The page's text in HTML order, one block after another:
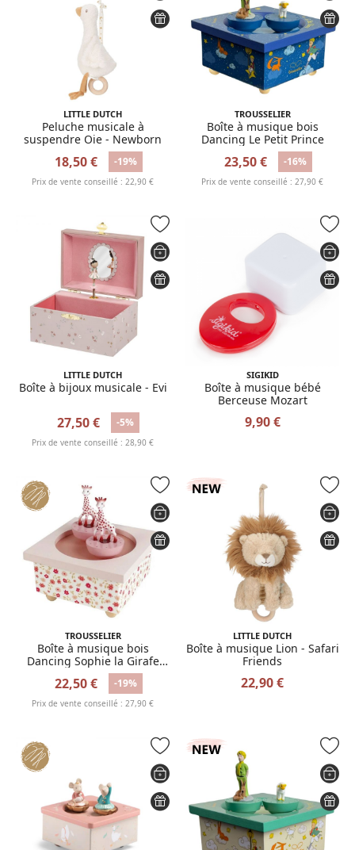
LITTLE DUTCH
Peluche musicale à
suspendre Oie - Newborn
18,50 € -19%
Prix de vente conseillé : 22,90 €
TROUSSELIER
Boîte à musique bois
Dancing Le Petit Prince
23,50 € -16%
Prix de vente conseillé : 27,90 €
LITTLE DUTCH
Boîte à bijoux musicale - Evi
27,50 € -5%
Prix de vente conseillé : 28,90 €
SIGIKID
Boîte à musique bébé
Berceuse Mozart
9,90 €
TROUSSELIER
Boîte à musique bois
Dancing Sophie la Girafe
22,50 € -19%
Prix de vente conseillé : 27,90 €
LITTLE DUTCH
Boîte à musique Lion - Safari
Friends
22,90 €